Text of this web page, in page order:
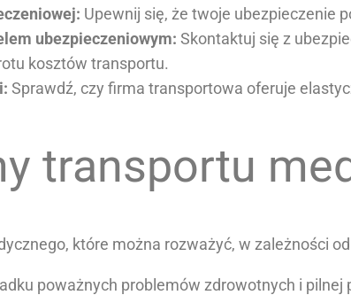
Upewnij się, że twoje ubezpieczenie
ubezpieczeniowym: Skontaktuj się z
kosztów transportu.
Sprawdź, czy firma transportowa oferuje
transportu
które można rozważyć, w zależności
poważnych problemów zdrowotnych i